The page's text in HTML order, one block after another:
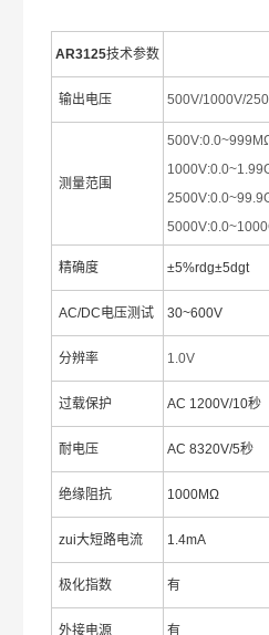
AR3125技术参数
输出电压 500V/1000V/
测量范围
精确度 ±5%rdg±5dgt
AC/DC电压测试 30~600V
分辨率 1.0V
过载保护 AC 1200V/10秒
耐电压 AC 8320V/5秒
绝缘阻抗 1000MΩ
zui大短路电流 1.4mA
极化指数 有
外接电源 有